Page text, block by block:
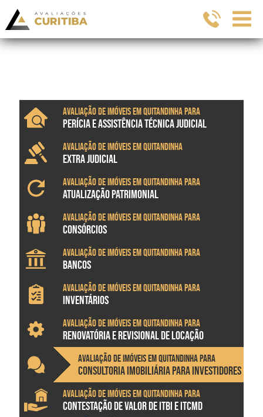
Avaliação de imóveis em Quitandinha para
PERÍCIA E ASSISTÊNCIA TÉCNICA JUDICIAL
Avaliação de imóveis em Quitandinha
EXTRA JUDICIAL
Avaliação de imóveis em Quitandinha para
ATUALIZAÇÃO PATRIMONIAL
Avaliação de imóveis em Quitandinha para
CONSÓRCIOS
Avaliação de imóveis em Quitandinha para
BANCOS
Avaliação de imóveis em Quitandinha para
INVENTÁRIOS
Avaliação de imóveis em Quitandinha para
RENOVATÓRIA E REVISIONAL DE LOCAÇÃO
Avaliação de imóveis em Quitandinha para
CONSULTORIA IMOBILIÁRIA PARA INVESTIDORES
Avaliação de imóveis em Quitandinha para
CONTESTAÇÃO DE VALOR DE ITBI E ITCMD